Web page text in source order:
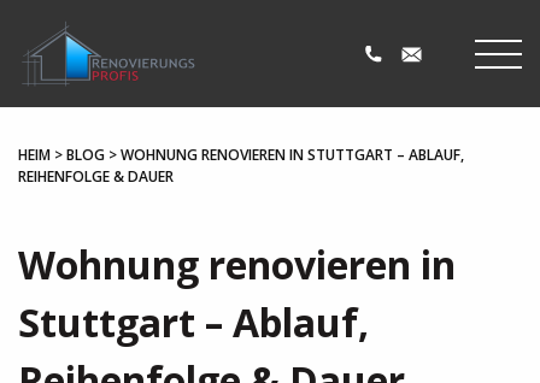
HEIM >BLOG >WOHNUNG RENOVIEREN IN STUTTGART – ABLAUF,
REIHENFOLGE & DAUER
Wohnung renovieren in
Stuttgart – Ablauf,